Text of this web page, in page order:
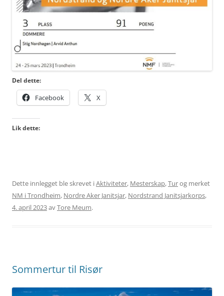
Del dette:
Facebook X
Lik dette:
Dette innlegget ble skrevet iAktiviteter, Mesterskap,Turog merket
NM i Trondheim, Nordre Aker Janitsjar, Nordstrand Janitsjarkorps,
4. april 2023avTore Meum.
Sommertur til Risør